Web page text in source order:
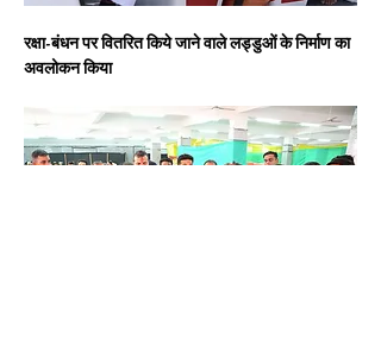
रक्षा-बंधन पर वितरित किये जाने वालेलड्डुओं के निर्माण का
अवलोकन किया